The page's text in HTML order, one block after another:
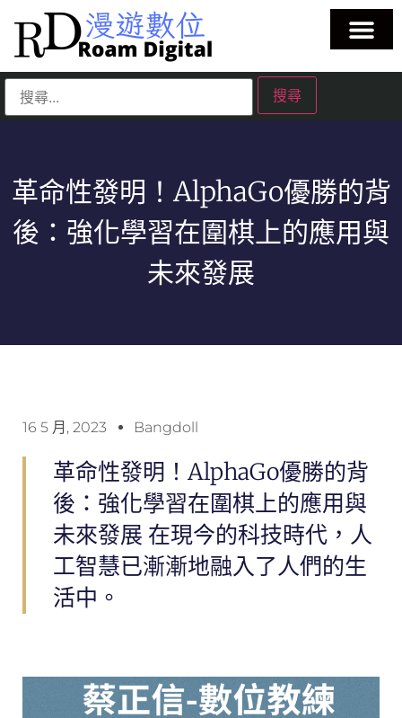
革命性發明！AlphaGo優勝的背
後：強化學習在圍棋上的應用與
未來發展
16 5 月, 2023 Bangdoll
革命性發明！AlphaGo優勝的背
後：強化學習在圍棋上的應用與
未來發展 在現今的科技時代，人
工智慧已漸漸地融入了人們的生
活中。